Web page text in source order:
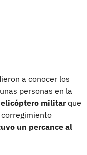
a conocer los
personas en la
militarque
un percance al